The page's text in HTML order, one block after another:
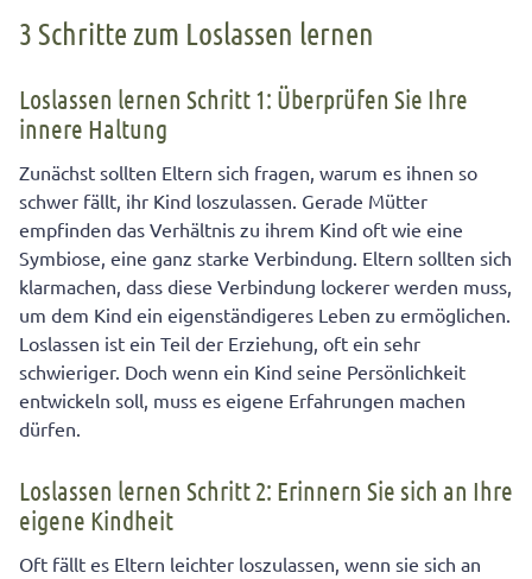
3 Schritte zum Loslassen lernen
Loslassen lernen Schritt 1: Überprüfen Sie Ihre
innere Haltung
Zunächst sollten Eltern sich fragen, warum es ihnen so
schwer fällt, ihr Kind loszulassen. Gerade Mütter
empfinden das Verhältnis zu ihrem Kind oft wie eine
Symbiose, eine ganz starke Verbindung. Eltern sollten sich
klarmachen, dass diese Verbindung lockerer werden muss,
um dem Kind ein eigenständigeres Leben zu ermöglichen.
Loslassen ist ein Teil der Erziehung, oft ein sehr
schwieriger. Doch wenn ein Kind seine Persönlichkeit
entwickeln soll, muss es eigene Erfahrungen machen
dürfen.
Loslassen lernen Schritt 2: Erinnern Sie sich an Ihre
eigene Kindheit
Oft fällt es Eltern leichter loszulassen, wenn sie sich an